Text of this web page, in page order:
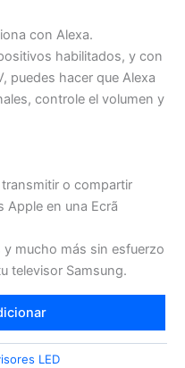
con Alexa.
habilitados, y con
puedes hacer que Alexa
controle el volumen y
o compartir
en una Ecrã
mucho más sin esfuerzo
televisor Samsung.
LED